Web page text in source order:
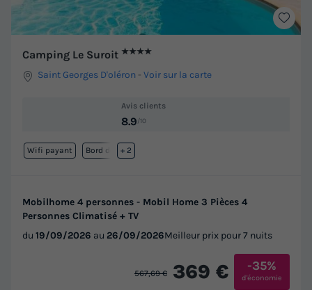
Camping Le Suroit ★★★★
Saint Georges D'oléron -Voir sur la carte
Avis clients
8.9/10
Wifi payant Bord de mer
+ 2
Mobilhome 4 personnes - Mobil Home 3 Pièces 4
Personnes Climatisé + TV
du 19/09/2026 au 26/09/2026Meilleur prix pour 7 nuits
567,69 € 369 € -35%
d'économie